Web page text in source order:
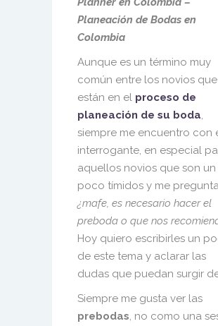
Planeación de Bodas en
Colombia
Aunque es un término muy
común entre los novios que
están en el proceso de
planeación de su boda
siempre me encuentro con
interrogante, en especial
aquellos novios que son un
poco tímidos y me
¿mafe, es necesario hacer el
preboda o que nos
Hoy quiero escribirles un
de este tema y aclarar las
dudas que puedan surgir
Siempre me gusta ver las
prebodas , no como una